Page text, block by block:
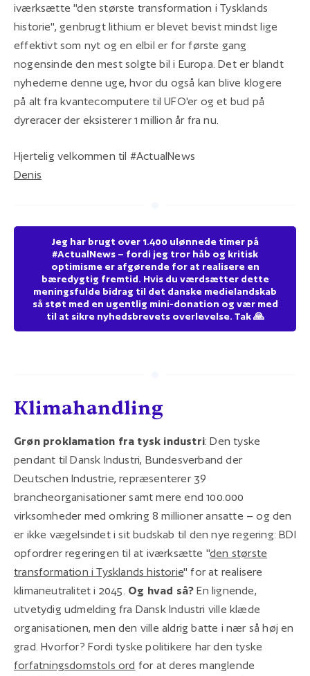
iværksætte "den største transformation i Tysklands
historie", genbrugt lithium er blevet bevist mindst lige
effektivt som nyt og en elbil er for første gang
nogensinde den mest solgte bil i Europa. Det er blandt
nyhederne denne uge, hvor du også kan blive klogere
på alt fra kvantecomputere til UFO'er og et bud på
dyreracer der eksisterer 1 million år fra nu.
Hjertelig velkommen til #ActualNews
Denis
Jeg har brugt over 1.400 ulønnede timer på
#ActualNews – fordi jeg tror håb og kritisk
optimisme er afgørende for at realisere en
bæredygtig fremtid. Hvis du værdsætter dette
meningsfulde bidrag til det danske medielandskab
så støt med en ugentlig mini-donation og vær med
til at sikre nyhedsbrevets overlevelse. Tak 🙏
Klimahandling
Grøn proklamation fra tysk industri: Den tyske
pendant til Dansk Industri, Bundesverband der
Deutschen Industrie, repræsenterer 39
brancheorganisationer samt mere end 100.000
virksomheder med omkring 8 millioner ansatte – og den
er ikke vægelsindet i sit budskab til den nye regering: BDI
opfordrer regeringen til at iværksætte "den største
transformation i Tysklands historie" for at realisere
klimaneutralitet i 2045. Og hvad så? En lignende,
utvetydig udmelding fra Dansk Industri ville klæde
organisationen, men den ville aldrig batte i nær så høj en
grad. Hvorfor? Fordi tyske politikere har den tyske
forfatningsdomstols ord for at deres manglende